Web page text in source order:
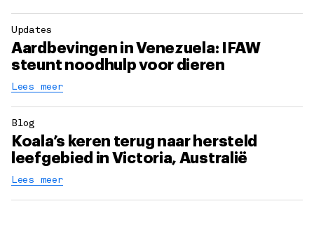
Updates
Aardbevingen in Venezuela: IFAW
steunt noodhulp voor dieren
Lees meer
Blog
Koala’s keren terug naar hersteld
leefgebied in Victoria, Australië
Lees meer